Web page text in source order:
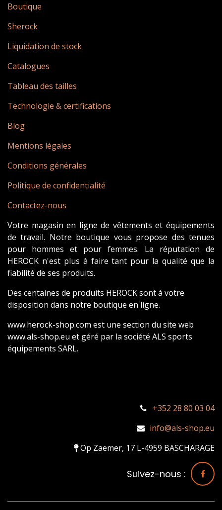
Boutique
Sherock
Liquidation de stock
Catalogues
Tableau des tailles
Technologie & certifications
Blog
Mentions légales
Conditions générales
Politique de confidentialité
Contactez-nous
Votre magasin en ligne de vêtements et équipements
de travail. Notre boutique vous propose des tenues
pour hommes et pour femmes. La réputation de
HEROCK n'est plus à faire tant pour la qualité que la
fiabilité de ses produits.
Des centaines de produits HEROCK sont à votre
disposition dans notre boutique en ligne.
www.herock-shop.com est une section du site web
www.als-shop.eu et géré par la société ALS sports
équipements SARL.
+352 28 80 03 04
info@als-shop.eu
Op Zaemer, 17 L-4959 BASCHARAGE
Suivez-nous :